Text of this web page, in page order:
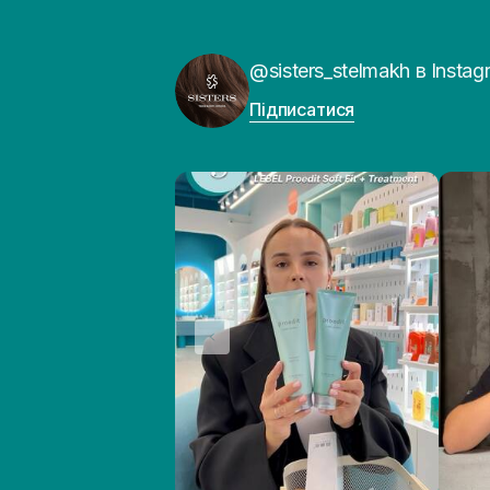
@sisters_stelmakh в
Підписатися